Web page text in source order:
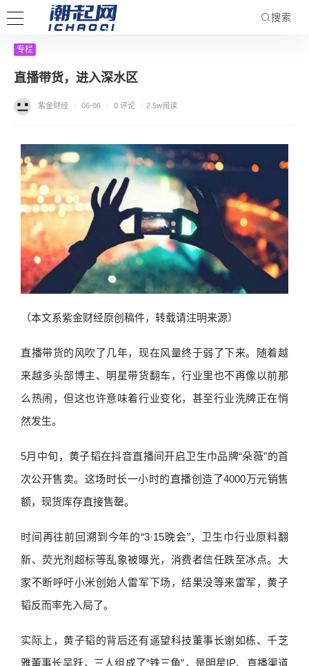
搜索
专栏
直播带货，进入深水区
紫金财经 / 06-06 / 0 评论 / 2.5w阅读
（本文系紫金财经原创稿件，转载请注明来源）
直播带货的风吹了几年，现在风量终于弱了下来。随着越
来越多头部博主、明星带货翻车，行业里也不再像以前那
么热闹，但这也许意味着行业变化，甚至行业洗牌正在悄
然发生。
5月中旬，黄子韬在抖音直播间开启卫生巾品牌“朵薇”的首
次公开售卖。这场时长一小时的直播创造了4000万元销售
额，现货库存直接售罄。
时间再往前回溯到今年的“3·15晚会”，卫生巾行业原料翻
新、荧光剂超标等乱象被曝光，消费者信任跌至冰点。大
家不断呼吁小米创始人雷军下场，结果没等来雷军，黄子
韬反而率先入局了。
实际上，黄子韬的背后还有遥望科技董事长谢如栋、千芝
雅董事长吴跃，三人组成了“铁三角”，是明星IP、直播渠道